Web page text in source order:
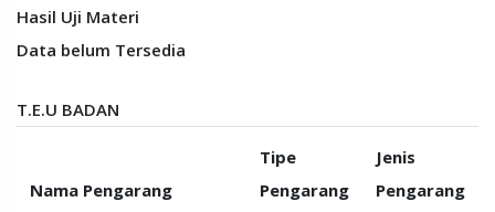
Hasil Uji Materi
Data belum Tersedia
T.E.U BADAN
Nama Pengarang
Tipe
Pengarang
Jenis
Pengarang